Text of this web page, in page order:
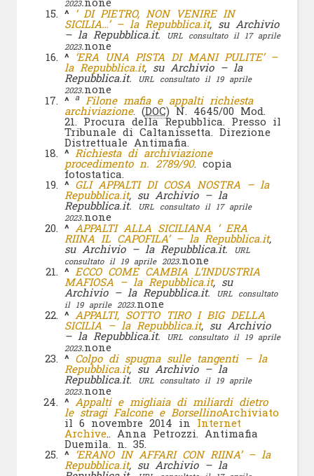
2023
^ ‘ DI PIETRO, NON VENIRE IN
SICILIA…’ – la Repubblica.it, su Archivio
– la Repubblica.it.
URL consultato il 17 aprile
2023.none
^ ‘ERA UNA PISTA DI MANI PULITE’ –
la Repubblica.it, su Archivio – la
Repubblica.it.
URL consultato il 19 aprile
2023.none
^
a Filone mafia e appalti richiesta
archiviazione. (DOC) N. 4645/00 Mod.
21. Procura della Repubblica. Presso il
Tribunale di Caltanissetta. Direzione
Distrettuale Antimafia.
^ Richiesta di archiviazione
procedimento n. 2789/90. copia
fotostatica.
^ GLI APPALTI DI COSA NOSTRA – la
Repubblica.it, su Archivio – la
Repubblica.it.
URL consultato il 17 aprile
2023.none
^ APPALTI ALLA SICILIANA ‘ ERA
RIINA IL CAPOFILA’ – la Repubblica.it,
su Archivio – la Repubblica.it.
URL
consultato il 19 aprile 2023.none
^ ECCO COME CAMBIA L’INDUSTRIA
MAFIOSA – la Repubblica.it, su
Archivio – la Repubblica.it.
URL consultato
il 19 aprile 2023.none
^ APPALTI, SOTTO TIRO I BIG DELLA
SICILIA – la Repubblica.it, su Archivio
– la Repubblica.it.
URL consultato il 19 aprile
2023.none
^ Colpo di spugna sulle tangenti – la
Repubblica.it, su Archivio – la
Repubblica.it.
URL consultato il 19 aprile
2023.none
^ Appalti e migliaia di miliardi dietro
le stragi Falcone e BorsellinoArchiviato
il 6 novembre 2014 in Internet
Archive.. Anna Petrozzi. Antimafia
Duemila. n. 35.
^ ‘ERANO IN AFFARI CON RIINA’ – la
Repubblica.it, su Archivio – la